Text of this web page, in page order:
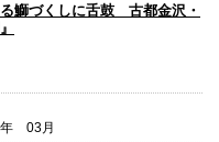
鰤づくしに舌鼓 古都金沢・
03月